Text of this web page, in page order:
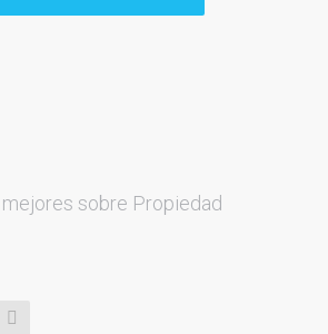
sobre Propiedad